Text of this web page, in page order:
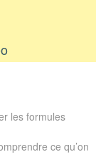
les formules
ce qu’on